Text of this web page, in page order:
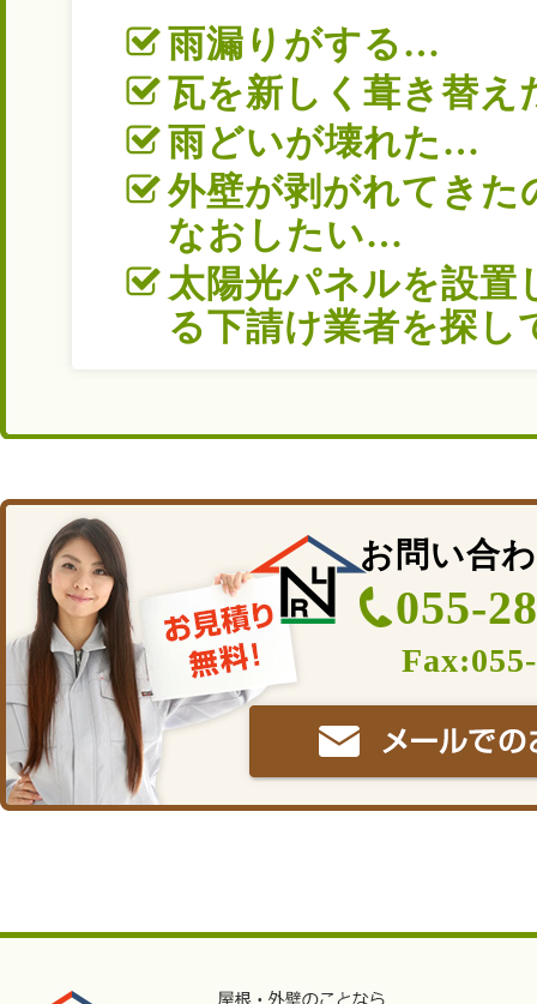
雨漏りがする…
瓦を新しく葺き替
雨どいが壊れた…
外壁が剥がれてきた
なおしたい…
太陽光パネルを設置
る下請け業者を探
お問い合
055-